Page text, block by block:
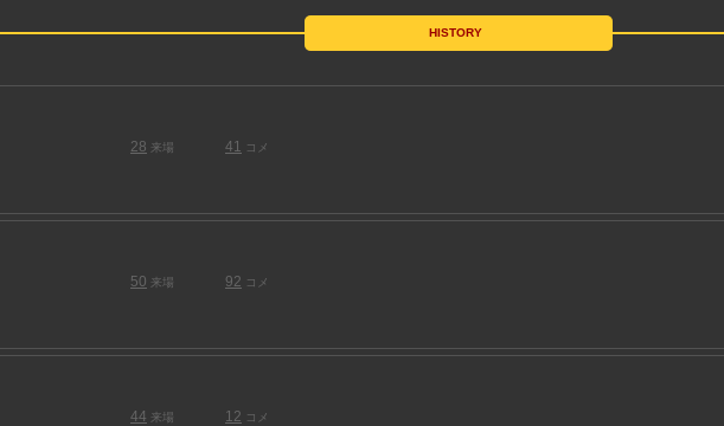
HISTORY
28 来場 41 コメ
50 来場 92 コメ
44 来場 12 コメ